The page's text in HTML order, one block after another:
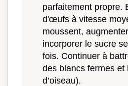
parfaitement propre.
d'œufs à vitesse
moussent,
incorporer le sucre
fois. Continuer à
des blancs fermes et
d’oiseau).